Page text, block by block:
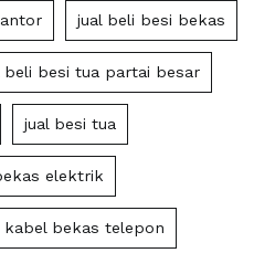
jual beli besi bekas
beli besi tua partai besar
jual besi tua
elektrik
kabel bekas telepon